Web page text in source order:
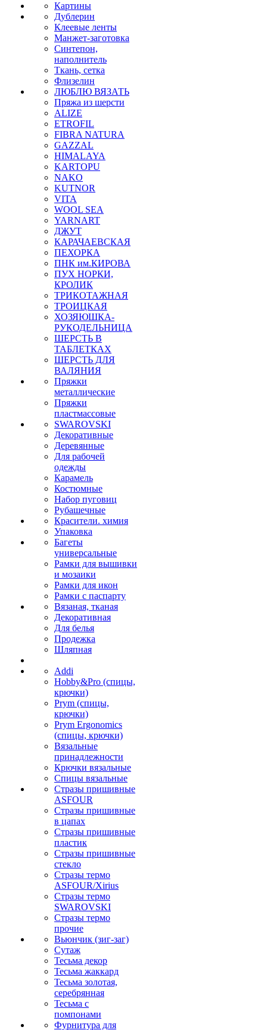
Картины
Дублерин
Клеевые ленты
Манжет-заготовка
Синтепон,
наполнитель
Ткань, сетка
Флизелин
ЛЮБЛЮ ВЯЗАТЬ
Пряжа из шерсти
ALIZE
ETROFIL
FIBRA NATURA
GAZZAL
HIMALAYA
KARTOPU
NAKO
KUTNOR
VITA
WOOL SEA
YARNART
ДЖУТ
КАРАЧАЕВСКАЯ
ПЕХОРКА
ПНК им.КИРОВА
ПУХ НОРКИ,
КРОЛИК
ТРИКОТАЖНАЯ
ТРОИЦКАЯ
ХОЗЯЮШКА-
РУКОДЕЛЬНИЦА
ШЕРСТЬ В
ТАБЛЕТКАХ
ШЕРСТЬ ДЛЯ
ВАЛЯНИЯ
Пряжки
металлические
Пряжки
пластмассовые
SWAROVSKI
Декоративные
Деревянные
Для рабочей
одежды
Карамель
Костюмные
Набор пуговиц
Рубашечные
Красители. химия
Упаковка
Багеты
универсальные
Рамки для вышивки
и мозаики
Рамки для икон
Рамки с паспарту
Вязаная, тканая
Декоративная
Для белья
Продежка
Шляпная
Addi
Hobby&Pro (спицы,
крючки)
Prym (спицы,
крючки)
Prym Ergonomics
(спицы, крючки)
Вязальные
принадлежности
Крючки вязальные
Спицы вязальные
Стразы пришивные
ASFOUR
Стразы пришивные
в цапах
Стразы пришивные
пластик
Стразы пришивные
стекло
Стразы термо
ASFOUR/Xirius
Стразы термо
SWAROVSKI
Стразы термо
прочие
Вьюнчик (зиг-заг)
Сутаж
Тесьма декор
Тесьма жаккард
Тесьма золотая,
серебрянная
Тесьма с
помпонами
Фурнитура для